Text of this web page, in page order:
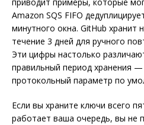
Amazon SQS FIFO
минутного окна. GitHub хранит
течение 3 дней для ручного
Эти цифры настолько
правильный период хранения
протокольный параметр по
Если вы храните ключи всего
работает ваша очередь, вы не